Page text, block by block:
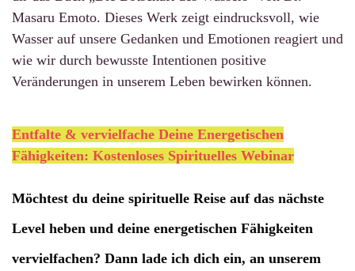
Masaru Emoto. Dieses Werk zeigt eindrucksvoll, wie
Wasser auf unsere Gedanken und Emotionen reagiert und
wie wir durch bewusste Intentionen positive
Veränderungen in unserem Leben bewirken können.
Entfalte & vervielfache Deine Energetischen
Fähigkeiten: Kostenloses Spirituelles Webinar
Möchtest du deine spirituelle Reise auf das nächste
Level heben und deine energetischen Fähigkeiten
vervielfachen? Dann lade ich dich ein, an unserem